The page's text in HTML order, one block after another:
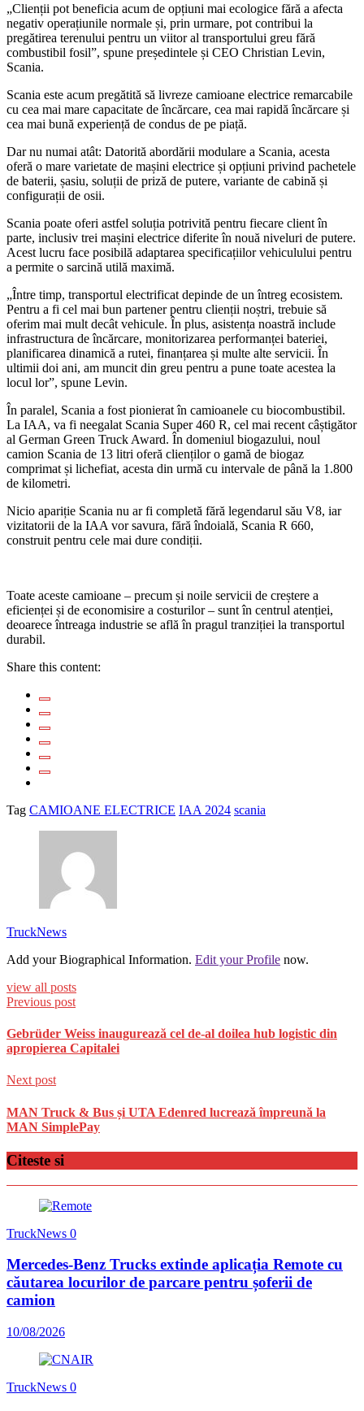
„Clienții pot beneficia acum de opțiuni mai ecologice fără a afecta
negativ operațiunile normale și, prin urmare, pot contribui la
pregătirea terenului pentru un viitor al transportului greu fără
combustibil fosil”, spune președintele și CEO Christian Levin,
Scania.
Scania este acum pregătită să livreze camioane electrice remarcabile
cu cea mai mare capacitate de încărcare, cea mai rapidă încărcare și
cea mai bună experiență de condus de pe piață.
Dar nu numai atât: Datorită abordării modulare a Scania, acesta
oferă o mare varietate de mașini electrice și opțiuni privind pachetele
de baterii, șasiu, soluții de priză de putere, variante de cabină și
configurații de osii.
Scania poate oferi astfel soluția potrivită pentru fiecare client în
parte, inclusiv trei mașini electrice diferite în nouă niveluri de putere.
Acest lucru face posibilă adaptarea specificațiilor vehiculului pentru
a permite o sarcină utilă maximă.
„Între timp, transportul electrificat depinde de un întreg ecosistem.
Pentru a fi cel mai bun partener pentru clienții noștri, trebuie să
oferim mai mult decât vehicule. În plus, asistența noastră include
infrastructura de încărcare, monitorizarea performanței bateriei,
planificarea dinamică a rutei, finanțarea și multe alte servicii. În
ultimii doi ani, am muncit din greu pentru a pune toate acestea la
locul lor”, spune Levin.
În paralel, Scania a fost pionierat în camioanele cu biocombustibil.
La IAA, va fi neegalat Scania Super 460 R, cel mai recent câștigător
al German Green Truck Award. În domeniul biogazului, noul
camion Scania de 13 litri oferă clienților o gamă de biogaz
comprimat și lichefiat, acesta din urmă cu intervale de până la 1.800
de kilometri.
Nicio apariție Scania nu ar fi completă fără legendarul său V8, iar
vizitatorii de la IAA vor savura, fără îndoială, Scania R 660,
construit pentru cele mai dure condiții.
Toate aceste camioane – precum și noile servicii de creștere a
eficienței și de economisire a costurilor – sunt în centrul atenției,
deoarece întreaga industrie se află în pragul tranziției la transportul
durabil.
Share this content:
Tag CAMIOANE ELECTRICE IAA 2024 scania
TruckNews
Add your Biographical Information. Edit your Profile now.
view all posts
Previous post
Gebrüder Weiss inaugurează cel de-al doilea hub logistic din
apropierea Capitalei
Next post
MAN Truck & Bus și UTA Edenred lucrează împreună la
MAN SimplePay
Citeste si
TruckNews 0
Mercedes-Benz Trucks extinde aplicația Remote cu
căutarea locurilor de parcare pentru șoferii de
camion
10/08/2026
TruckNews 0